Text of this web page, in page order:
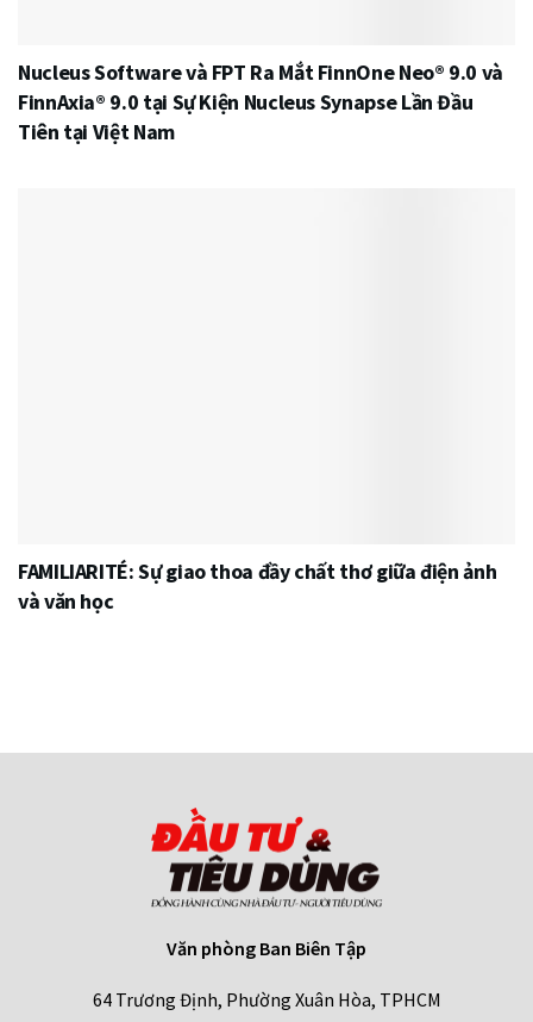
Nucleus Software và FPT Ra Mắt FinnOne Neo® 9.0 và
FinnAxia® 9.0 tại Sự Kiện Nucleus Synapse Lần Đầu
Tiên tại Việt Nam
FAMILIARITÉ: Sự giao thoa đầy chất thơ giữa điện ảnh
và văn học
Văn phòng Ban Biên Tập
64 Trương Định, Phường Xuân Hòa, TPHCM